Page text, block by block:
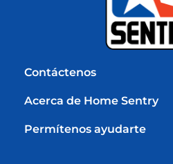
Contáctenos
Acerca de Home Sentry
Permítenos ayudarte